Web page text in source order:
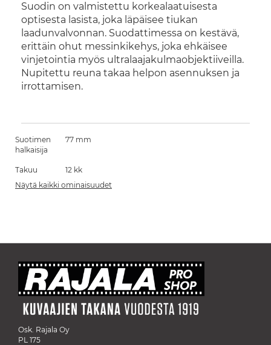
Suodin on valmistettu korkealaatuisesta
optisesta lasista, joka läpäisee tiukan
laadunvalvonnan. Suodattimessa on kestävä,
erittäin ohut messinkikehys, joka ehkäisee
vinjetointia myös ultralaajakulmaobjektiiveilla.
Nupitettu reuna takaa helpon asennuksen ja
irrottamisen.
Suotimen
halkaisija
77 mm
Takuu
12 kk
Näytä kaikki ominaisuudet
Osk. Rajala Oy
PL 175